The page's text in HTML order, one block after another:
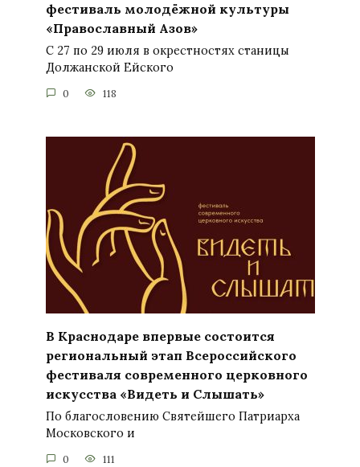
фестиваль молодёжной культуры
«Православный Азов»
С 27 по 29 июля в окрестностях станицы
Должанской Ейского
0 118
В Краснодаре впервые состоится
региональный этап Всероссийского
фестиваля современного церковного
искусства «Видеть и Слышать»
По благословению Святейшего Патриарха
Московского и
0 111